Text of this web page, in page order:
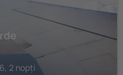
2 nopți